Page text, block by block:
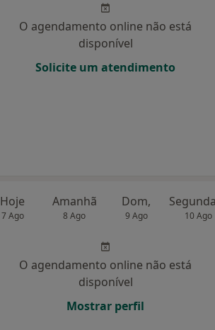
O agendamento online não está
disponível
Solicite um atendimento
Hoje
7 Ago
Amanhã
8 Ago
Dom,
9 Ago 10 Ago
O agendamento online não está
disponível
Mostrar perfil